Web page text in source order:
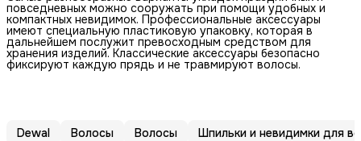
повседневных можно сооружать при помощи удобных и
компактных невидимок. Профессиональные аксессуары
имеют специальную пластиковую упаковку, которая в
дальнейшем послужит превосходным средством для
хранения изделий. Классические аксессуары безопасно
фиксируют каждую прядь и не травмируют волосы.
Dewal Волосы Волосы Шпильки и невидимки для